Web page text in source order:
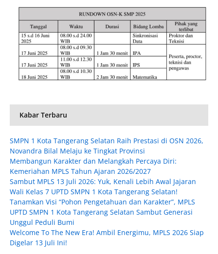
Kabar Terbaru
SMPN 1 Kota Tangerang Selatan Raih Prestasi di OSN 2026,
Novandra Bilal Melaju ke Tingkat Provinsi
Membangun Karakter dan Melangkah Percaya Diri:
Kemeriahan MPLS Tahun Ajaran 2026/2027
Sambut MPLS 13 Juli 2026: Yuk, Kenali Lebih Awal Jajaran
Wali Kelas 7 UPTD SMPN 1 Kota Tangerang Selatan!
Tanamkan Visi “Pohon Pengetahuan dan Karakter”, MPLS
UPTD SMPN 1 Kota Tangerang Selatan Sambut Generasi
Unggul Peduli Bumi
Welcome To The New Era! Ambil Energimu, MPLS 2026 Siap
Digelar 13 Juli Ini!